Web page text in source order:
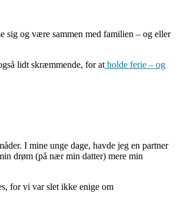
sig og være sammen med familien – og eller
lidt skræmmende, for at holde ferie – og
I mine unge dage, havde jeg en partner
drøm (på nær min datter) mere min
for vi var slet ikke enige om